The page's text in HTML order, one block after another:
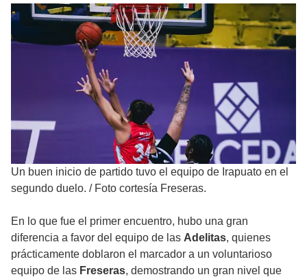
Un buen inicio de partido tuvo el equipo de Irapuato en el
segundo duelo. / Foto cortesía Freseras.
En lo que fue el primer encuentro, hubo una gran
diferencia a favor del equipo de las Adelitas, quienes
prácticamente doblaron el marcador a un voluntarioso
equipo de las Freseras, demostrando un gran nivel que